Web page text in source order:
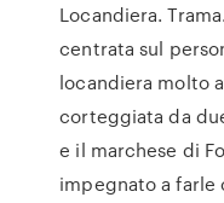
Locandiera.
centrata sul
locandiera molto
corteggiata da
e il marchese di
impegnato a farle